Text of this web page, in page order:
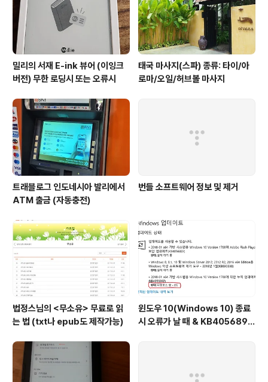
밀리의 서재 E-ink 뷰어 (이잉크
버전) 무한 로딩시 또는 오류시
태국 마사지(스파) 종류: 타이/아
로마/오일/허브볼 마사지
트래블로그 인도네시아 발리에서
ATM 출금 (자동충전)
번들 소프트웨어 정보 및 제거
법정스님의 <무소유> 무료로 읽
는 법 (txt나 epub도 제작가능)
윈도우 10(Windows 10) 종료
시 오류가 날 때 & KB4056892